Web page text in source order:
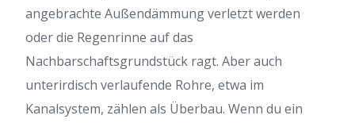
angebrachte Außendämmung verletzt werden
oder die Regenrinne auf das
Nachbarschaftsgrundstück ragt. Aber auch
unterirdisch verlaufende Rohre, etwa im
Kanalsystem, zählen als Überbau. Wenn du ein